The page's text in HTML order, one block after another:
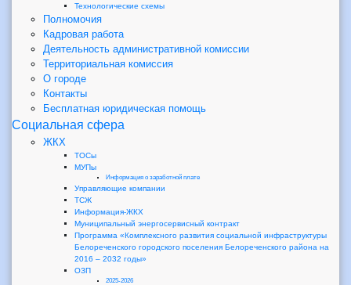
Технологические схемы
Полномочия
Кадровая работа
Деятельность административной комиссии
Территориальная комиссия
О городе
Контакты
Бесплатная юридическая помощь
Социальная сфера
ЖКХ
ТОСы
МУПы
Информация о заработной плате
Управляющие компании
ТСЖ
Информация-ЖКХ
Муниципальный энергосервисный контракт
Программа «Комплексного развития социальной инфраструктуры
Белореченского городского поселения Белореченского района на
2016 – 2032 годы»
ОЗП
2025-2026